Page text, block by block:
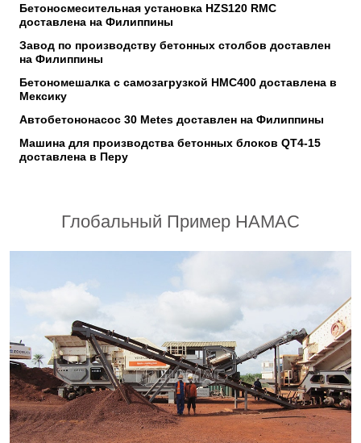
Бетоносмесительная установка HZS120 RMC
доставлена на Филиппины
Завод по производству бетонных столбов доставлен
на Филиппины
Бетономешалка с самозагрузкой HMC400 доставлена в
Мексику
Автобетононасос 30 Metes доставлен на Филиппины
Машина для производства бетонных блоков QT4-15
доставлена в Перу
Глобальный Пример HAMAC